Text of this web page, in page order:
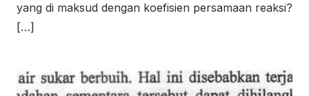
yang di maksud dengan koefisien persamaan reaksi?
[…]